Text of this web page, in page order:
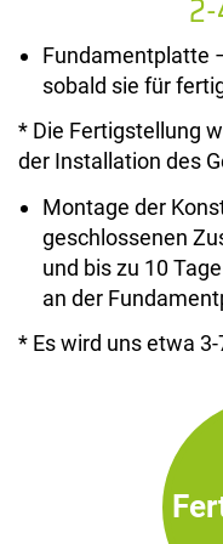
Fundamentplatte
sobald sie für
* Die Fertigstellung
der Installation des
Montage der
geschlossenen
und bis zu 10
an der
* Es wird uns etwa